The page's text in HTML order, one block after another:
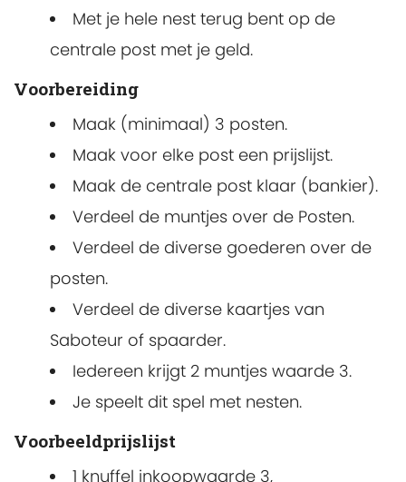
Met je hele nest terug bent op de
centrale post met je geld.
Voorbereiding
Maak (minimaal) 3 posten.
Maak voor elke post een prijslijst.
Maak de centrale post klaar (bankier).
Verdeel de muntjes over de Posten.
Verdeel de diverse goederen over de
posten.
Verdeel de diverse kaartjes van
Saboteur of spaarder.
Iedereen krijgt 2 muntjes waarde 3.
Je speelt dit spel met nesten.
Voorbeeldprijslijst
1 knuffel inkoopwaarde 3,